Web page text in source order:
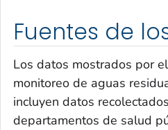
Fuentes de
Los datos mostrados por
monitoreo de aguas
incluyen datos
departamentos de salud